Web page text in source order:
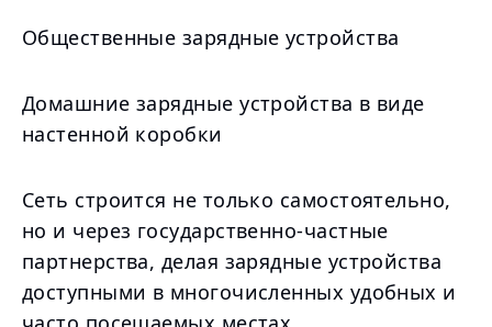
Общественные зарядные устройства
Домашние зарядные устройства в виде
настенной коробки
Сеть строится не только самостоятельно,
но и через государственно-частные
партнерства, делая зарядные устройства
доступными в многочисленных удобных и